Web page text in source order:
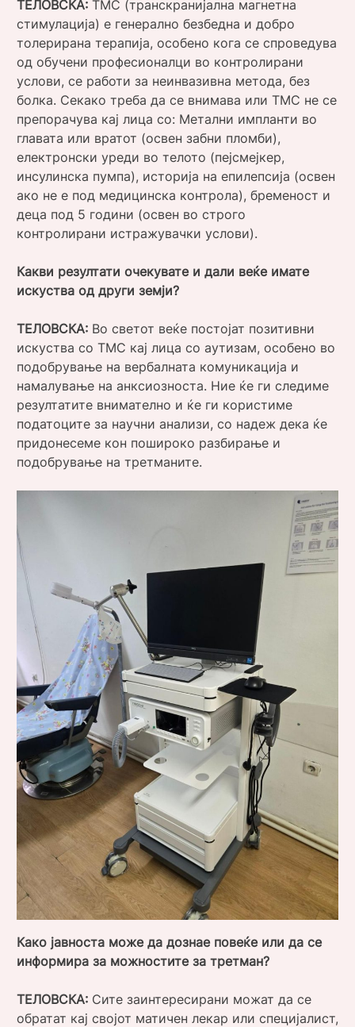
ТЕЛОВСКА: ТМС (транскранијална магнетна
стимулација) е генерално безбедна и добро
толерирана терапија, особено кога се спроведува
од обучени професионалци во контролирани
услови, се работи за неинвазивна метода, без
болка. Секако треба да се внимава или ТМС не се
препорачува кај лица со: Метални импланти во
главата или вратот (освен забни пломби),
електронски уреди во телото (пејсмејкер,
инсулинска пумпа), историја на епилепсија (освен
ако не е под медицинска контрола), бременост и
деца под 5 години (освен во строго
контролирани истражувачки услови).
Какви резултати очекувате и дали веќе имате
искуства од други земји?
ТЕЛОВСКА: Во светот веќе постојат позитивни
искуства со ТМС кај лица со аутизам, особено во
подобрување на вербалната комуникација и
намалување на анксиозноста. Ние ќе ги следиме
резултатите внимателно и ќе ги користиме
податоците за научни анализи, со надеж дека ќе
придонесеме кон пошироко разбирање и
подобрување на третманите.
Како јавноста може да дознае повеќе или да се
информира за можностите за третман?
ТЕЛОВСКА: Сите заинтересирани можат да се
обратат кај својот матичен лекар или специјалист,